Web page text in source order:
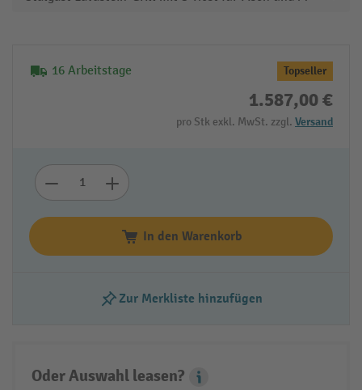
16 Arbeitstage Topseller
1.587,00 €
pro Stk exkl. MwSt. zzgl. Versand
In den Warenkorb
Zur Merkliste hinzufügen
Oder Auswahl leasen?
Leasing Popover